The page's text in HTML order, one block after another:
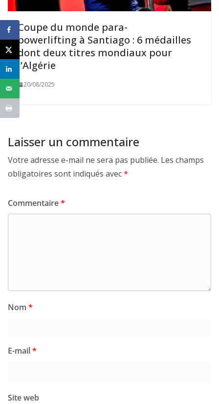
Coupe du monde para-
powerlifting à Santiago : 6 médailles
dont deux titres mondiaux pour
l’Algérie
20/08/2025
Laisser un commentaire
Votre adresse e-mail ne sera pas publiée. Les champs
obligatoires sont indiqués avec*
Commentaire*
Nom *
E-mail*
Site web